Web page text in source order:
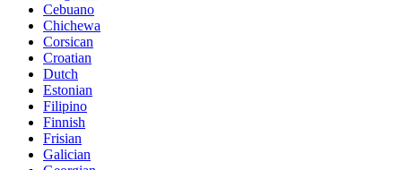
Cebuano
Chichewa
Corsican
Croatian
Dutch
Estonian
Filipino
Finnish
Frisian
Galician